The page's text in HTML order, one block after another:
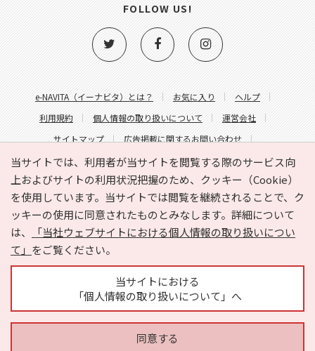
当サイトでは、利用者が当サイトを閲覧する際のサービス向
上およびサイトの利用状況把握のため、クッキー（Cookie）
を使用しています。当サイトでは閲覧を継続されることで、ク
ッキーの使用に同意されたものとみなします。詳細について
は、
「当社ウェブサイトにおける個人情報の取り扱いについ
て」 をご覧ください。
当サイトにおける
「個人情報の取り扱いについて」へ
同意する
e-NAVITA（イーナビタ）とは？ お気に入り
ヘルプ
利用規約
個人情報の取り扱いについて
運営会社
サイトマップ
広告掲載に関するお問い合わせ
サイトの内容に関するお問い合わせ
FOLLOW US!
Copyright © HYOJITO.Co.,Ltd. All Rights Reserved.